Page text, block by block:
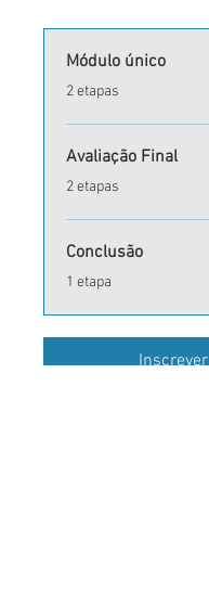
Módulo único
.2 etapas
Avaliação Final
.2 etapas
Conclusão
.1 etapa
Inscrever